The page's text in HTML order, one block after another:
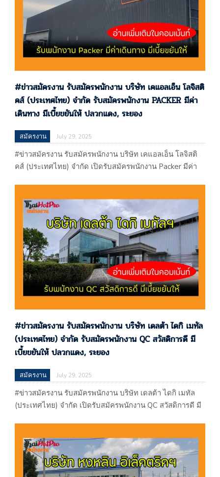
#ข่าวสมัครงาน รับสมัครพนักงาน บริษัท เคแอลเอ็น โลจิสติ
คส์ (ประเทศไทย) จำกัด รับสมัครพนักงาน PACKER มีค่า
เดินทาง มีเบี้ยขยันให้ ปลวกแดง, ระยอง
สมัครงาน July 29, 2025
#ข่าวสมัครงาน รับสมัครพนักงาน บริษัท เคแอลเอ็น โลจิสติ
คส์ (ประเทศไทย) จำกัด เปิดรับสมัครพนักงาน Packer มีค่า
จำกัด เปิดรับสมัครพนักงาน Packer มีค่าเดินทาง มีเบี้ยขยัน
ให้ ปลวกแดง, ระยอง ประกาศ 29/07/68 บริษัท เคแอลเอ็น
โลจิสติคส์ (ประเทศไทย) จำกัด 500…
#ข่าวสมัครงาน รับสมัครพนักงาน บริษัท เดลต้า ไดกิ เมทัล
(ประเทศไทย) จํากัด รับสมัครพนักงาน QC สวัสดิการดี มี
เบี้ยขยันให้ ปลวกแดง, ระยอง
สมัครงาน July 29, 2025
#ข่าวสมัครงาน รับสมัครพนักงาน บริษัท เดลต้า ไดกิ เมทัล
(ประเทศไทย) จํากัด เปิดรับสมัครพนักงาน QC สวัสดิการดี มี
รับสมัครพนักงาน QC สวัสดิการดี มีเบี้ยขยันให้ ปลวกแดง,
ระยอง ประกาศ 29/07/68 บริษัท เดลต้า ไดกิ เมทัล…